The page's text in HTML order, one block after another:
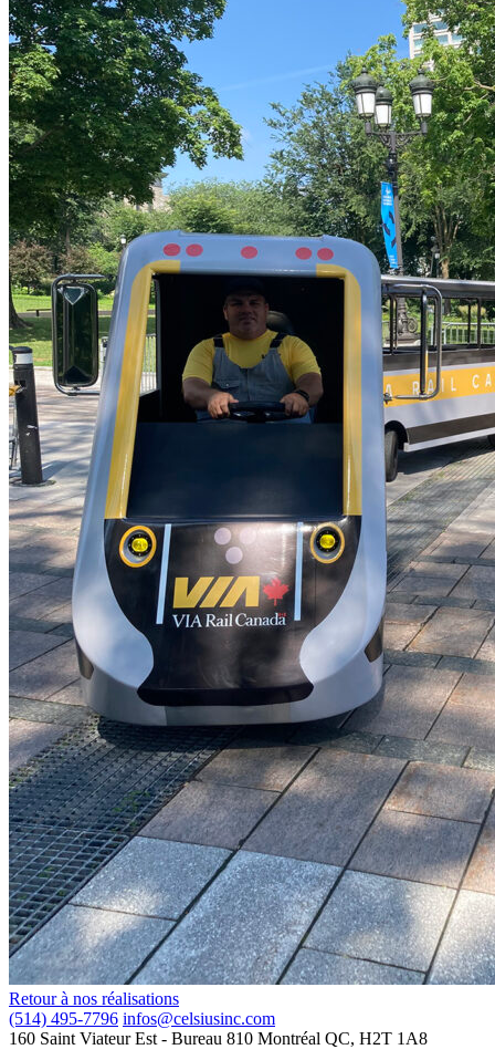
Retour à nos réalisations
(514) 495-7796 infos@celsiusinc.com
160 Saint Viateur Est - Bureau 810 Montréal QC, H2T 1A8